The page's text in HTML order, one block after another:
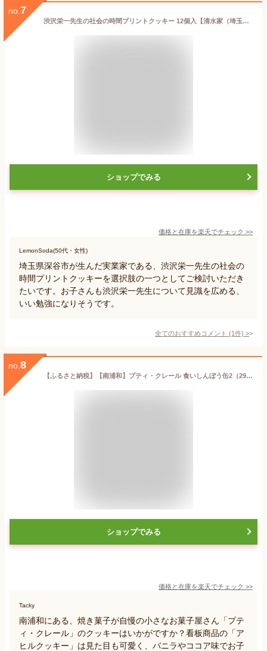
no. 7
渋沢栄一先生の社会の時間プリントクッキー 12個入【清水家（埼玉県秩父市）送料別】【BS】
ショップでみる
価格と在庫を楽天でチェック >>
LemonSoda(50代・女性)
埼玉県深谷市が生んだ実業家である、渋沢栄一先生の社会の
時間プリントクッキーを選択肢の一つとしてご検討いただき
たいです。お子さんも渋沢栄一先生について見識を広める、
いい勉強になりそうです。
全てのおすすめコメント (1件) >
no. 8
【ふるさと納税】【南浦和】プティ・クレール 食いしんぼう缶2（29個入り） 【11100-1203】 菓子 スイーツ クッキー クッキー缶 焼き菓子 専門店 プティ・クレール さいたまスイーツ さいたま市 さいたま市ふるさと納税 埼玉県 送料無料 ギフト
ショップでみる
価格と在庫を楽天でチェック >>
Tacky
南浦和にある、焼き菓子が自慢の小さなお菓子屋さん「プテ
ィ・クレール」のクッキーはいかがですか？看板商品の「ア
ヒルクッキー」は見た目も可愛く、バニラやココア味でお子